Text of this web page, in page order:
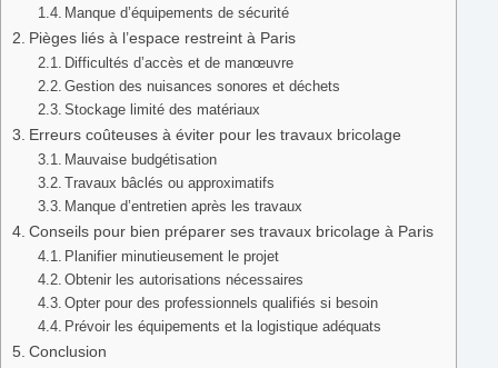
Manque d’équipements de sécurité
Pièges liés à l’espace restreint à Paris
Difficultés d’accès et de manœuvre
Gestion des nuisances sonores et déchets
Stockage limité des matériaux
Erreurs coûteuses à éviter pour les travaux bricolage
Mauvaise budgétisation
Travaux bâclés ou approximatifs
Manque d’entretien après les travaux
Conseils pour bien préparer ses travaux bricolage à Paris
Planifier minutieusement le projet
Obtenir les autorisations nécessaires
Opter pour des professionnels qualifiés si besoin
Prévoir les équipements et la logistique adéquats
Conclusion